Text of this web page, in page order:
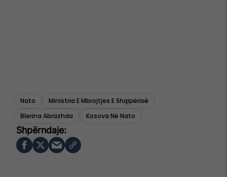
Nato
Ministria E Mbrojtjes E Shqipërisë
Blerina Abrazhda
Kosova Në Nato